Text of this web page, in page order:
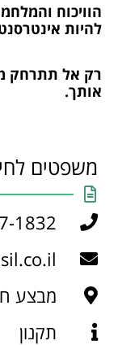
הוויכוח
להיות
רק אל תתרחק
אותך.
משפטים
1832
מבצע חירם 9
תקנון